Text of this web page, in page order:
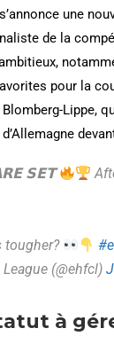
une
de la
pour la
Lippe,
𝗦𝗘𝗧
tougher?
(@ehfcl)
à